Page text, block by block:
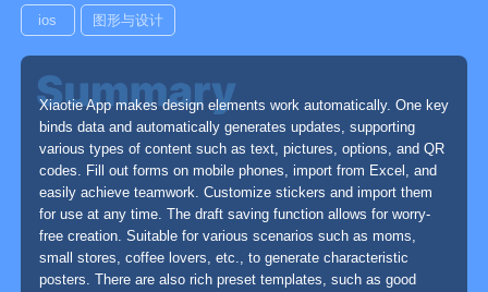
ios 图形与设计
Xiaotie App makes design elements work automatically. One key
binds data and automatically generates updates, supporting
various types of content such as text, pictures, options, and QR
codes. Fill out forms on mobile phones, import from Excel, and
easily achieve teamwork. Customize stickers and import them
for use at any time. The draft saving function allows for worry-
free creation. Suitable for various scenarios such as moms,
small stores, coffee lovers, etc., to generate characteristic
posters. There are also rich preset templates, such as good